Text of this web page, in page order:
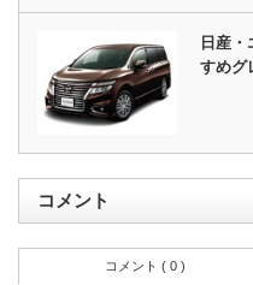
日産
すめグ
コメント
コメント ( 0 )